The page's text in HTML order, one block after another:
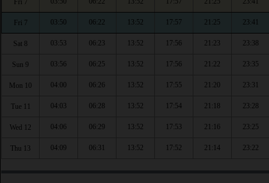
Fri 7
Fri 7 03:50 06:22 13:52 17:57 21:25 23:41
Sat 8 03:53 06:23 13:52 17:56 21:23 23:38
Sun 9 03:56 06:25 13:52 17:56 21:22 23:35
Mon 10 04:00 06:26 13:52 17:55 21:20 23:31
Tue 11 04:03 06:28 13:52 17:54 21:18 23:28
Wed 12 04:06 06:29 13:52 17:53 21:16 23:25
Thu 13 04:09 06:31 13:52 17:52 21:14 23:22